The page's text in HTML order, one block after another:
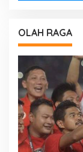
OLAH RAGA